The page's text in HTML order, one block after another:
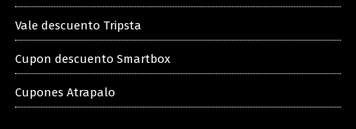
Vale descuento Tripsta
Cupon descuento Smartbox
Cupones Atrapalo